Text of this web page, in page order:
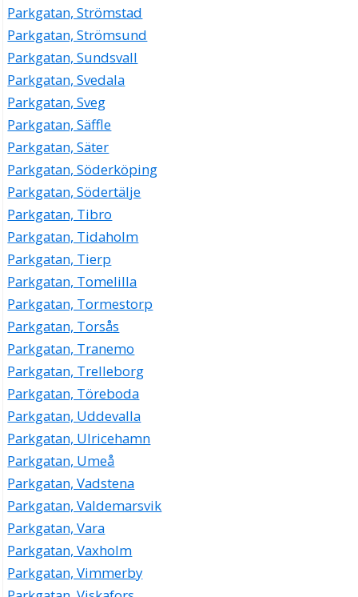
Parkgatan, Strömstad
Parkgatan, Strömsund
Parkgatan, Sundsvall
Parkgatan, Svedala
Parkgatan, Sveg
Parkgatan, Säffle
Parkgatan, Säter
Parkgatan, Söderköping
Parkgatan, Södertälje
Parkgatan, Tibro
Parkgatan, Tidaholm
Parkgatan, Tierp
Parkgatan, Tomelilla
Parkgatan, Tormestorp
Parkgatan, Torsås
Parkgatan, Tranemo
Parkgatan, Trelleborg
Parkgatan, Töreboda
Parkgatan, Uddevalla
Parkgatan, Ulricehamn
Parkgatan, Umeå
Parkgatan, Vadstena
Parkgatan, Valdemarsvik
Parkgatan, Vara
Parkgatan, Vaxholm
Parkgatan, Vimmerby